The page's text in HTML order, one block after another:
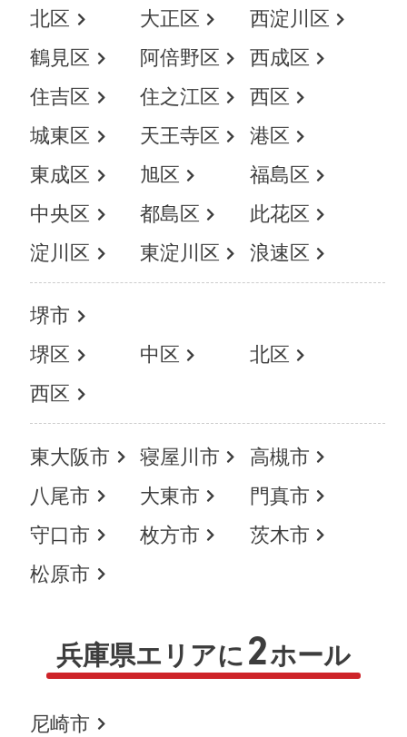
北区
大正区
西淀川区
鶴見区
阿倍野区
西成区
住吉区
住之江区
西区
城東区
天王寺区
港区
東成区
旭区
福島区
中央区
都島区
此花区
淀川区
東淀川区 浪速区
堺市
堺区
中区
北区
西区
東大阪市 寝屋川市
高槻市
八尾市
大東市
門真市
守口市
枚方市
茨木市
松原市
兵庫県エリアに 2ホール
尼崎市